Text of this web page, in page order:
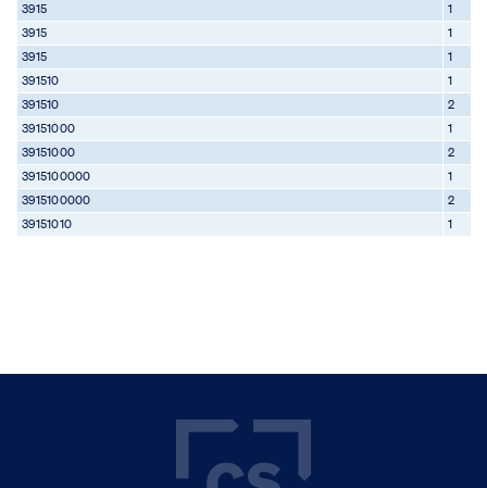
3915
1
3915
1
3915
1
391510
1
391510
2
39151000
1
39151000
2
3915100000
1
3915100000
2
39151010
1